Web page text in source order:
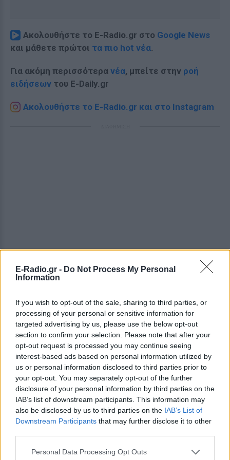
E-Radio.gr - Do Not Process My Personal
Information
If you wish to opt-out of the sale, sharing to third parties, or
processing of your personal or sensitive information for
targeted advertising by us, please use the below opt-out
section to confirm your selection. Please note that after your
opt-out request is processed you may continue seeing
interest-based ads based on personal information utilized by
us or personal information disclosed to third parties prior to
your opt-out. You may separately opt-out of the further
disclosure of your personal information by third parties on the
IAB’s list of downstream participants. This information may
also be disclosed by us to third parties on the IAB’s List of
Downstream Participants that may further disclose it to other
Personal Data Processing Opt Outs
Ακολουθήστε το E-Radio.gr στο Google News
και μάθετε πρώτοι τα πιο hot νέα.
Για ακόμη περισσότερα νέα, μπείτε στην ροή
ειδήσεων του E-Daily.gr
Ακολουθήστε το E-Radio.gr και στο Instagram
ΔΕΙΤΕ ΕΠΙΣΗΣ
ΣΤΗΝ ΙΔΙΑ ΚΑΤΗΓΟΡΙΑ
«Θέλω τον μπαμπά μου»: Το
βίντεο της μεθυσμένης οδηγού
που σκότωσε νύφη ώρες μετά
τον γάμο της